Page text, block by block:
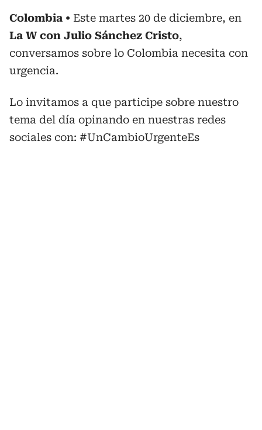
Colombia
Este martes 20 de diciembre, en
La W con Julio Sánchez Cristo,
conversamos sobre lo Colombia necesita con
urgencia.
Lo invitamos a que participe sobre nuestro
tema del día opinando en nuestras redes
sociales con: #UnCambioUrgenteEs